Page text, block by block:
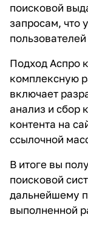
поисковой
запросам, что
Подход Аспро
комплексную
включает
анализ и сбор
контента на
ссылочной
В итоге вы
поисковой
дальнейшему
выполненной